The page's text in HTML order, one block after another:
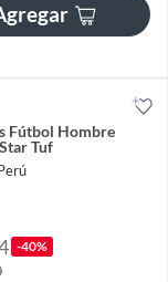
Fútbol Hombre
Tuf
-40%